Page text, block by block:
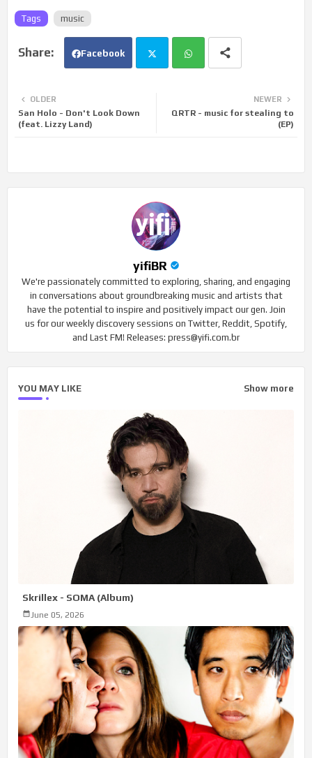
Tags music
Facebook
ats
NEWER
QRTR - music for stealing to
(EP)
OLDER
San Holo - Don't Look Down
(feat. Lizzy Land)
yifiBR
We're passionately committed to exploring, sharing, and engaging
in conversations about groundbreaking music and artists that
have the potential to inspire and positively impact our gen. Join
us for our weekly discovery sessions on Twitter, Reddit, Spotify,
and Last FM! Releases: press@yifi.com.br
YOU MAY LIKE Show more
Skrillex - SOMA (Album)
June 05, 2026